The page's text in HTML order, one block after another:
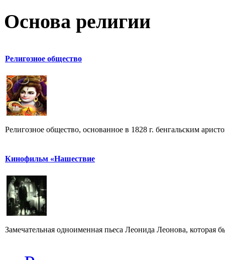
Основа религии
Религозное общество
Религозное общество, основанное в 1828 г. бенгальским
Кинофильм «Нашествие
Замечательная одноименная пьеса Леонида Леонова, которая